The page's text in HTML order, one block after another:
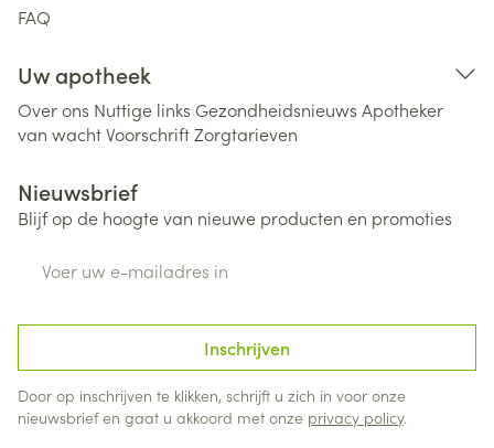
FAQ
Uw apotheek
Over ons Nuttige links Gezondheidsnieuws Apotheker
van wachtVoorschriftZorgtarieven
Nieuwsbrief
Blijf op de hoogte van nieuwe producten en promoties
Inschrijven
Door op inschrijven te klikken, schrijft u zich in voor onze
nieuwsbrief en gaat u akkoord met onze privacy policy.